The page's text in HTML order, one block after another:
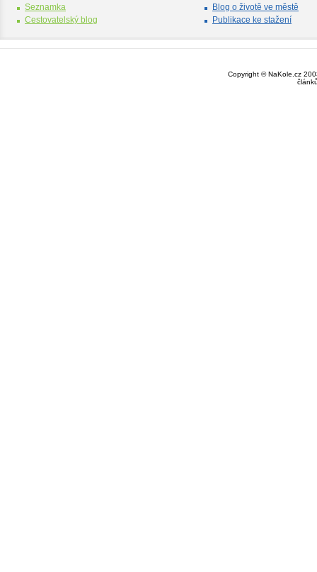
Seznamka
Cestovatelský blog
Blog o životě ve městě
Publikace ke stažení
Copyright © NaKole.cz